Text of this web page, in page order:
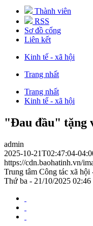
Thành viên
RSS
Sơ đồ cổng
Liên kết
Kinh tế - xã hội
Trang nhất
Trang nhất
Kinh tế - xã hội
"Đau đầu" tặng
admin
2025-10-21T02:47:04-
https://cdn.baohatinh.vn/
Trung tâm Công tác xã
Thứ ba - 21/10/2025 02:46